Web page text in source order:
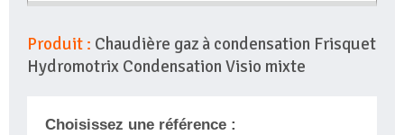
Produit : Chaudière gaz à condensation Frisquet
Hydromotrix Condensation Visio mixte
Choisissez une référence :